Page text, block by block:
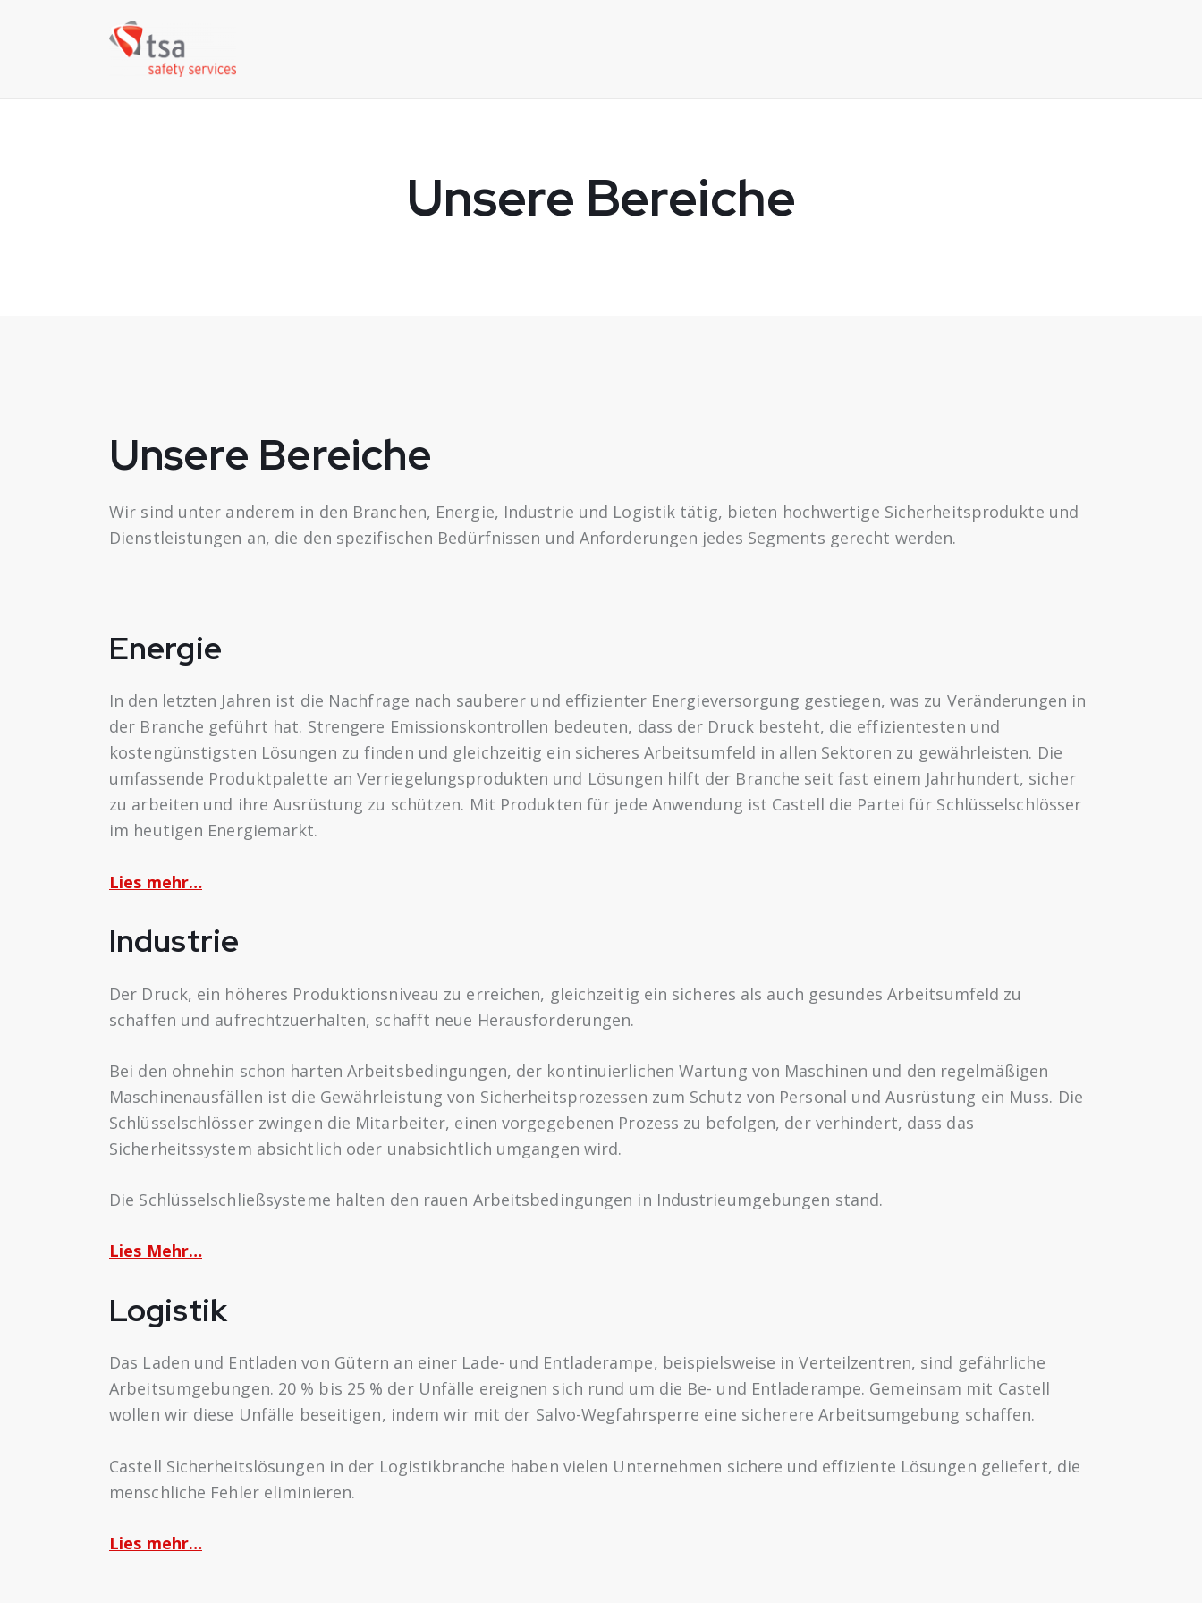
Unsere Bereiche
Unsere Bereiche
Wir sind unter anderem in den Branchen, Energie, Industrie und Logistik tätig, bieten hochwertige Sicherheitsprodukte und
Dienstleistungen an, die den spezifischen Bedürfnissen und Anforderungen jedes Segments gerecht werden.
Energie
In den letzten Jahren ist die Nachfrage nach sauberer und effizienter Energieversorgung gestiegen, was zu Veränderungen in
der Branche geführt hat. Strengere Emissionskontrollen bedeuten, dass der Druck besteht, die effizientesten und
kostengünstigsten Lösungen zu finden und gleichzeitig ein sicheres Arbeitsumfeld in allen Sektoren zu gewährleisten. Die
umfassende Produktpalette an Verriegelungsprodukten und Lösungen hilft der Branche seit fast einem Jahrhundert, sicher
zu arbeiten und ihre Ausrüstung zu schützen. Mit Produkten für jede Anwendung ist Castell die Partei für Schlüsselschlösser
im heutigen Energiemarkt.
Lies mehr…
Industrie
Der Druck, ein höheres Produktionsniveau zu erreichen, gleichzeitig ein sicheres als auch gesundes Arbeitsumfeld zu
schaffen und aufrechtzuerhalten, schafft neue Herausforderungen.
Bei den ohnehin schon harten Arbeitsbedingungen, der kontinuierlichen Wartung von Maschinen und den regelmäßigen
Maschinenausfällen ist die Gewährleistung von Sicherheitsprozessen zum Schutz von Personal und Ausrüstung ein Muss. Die
Schlüsselschlösser zwingen die Mitarbeiter, einen vorgegebenen Prozess zu befolgen, der verhindert, dass das
Sicherheitssystem absichtlich oder unabsichtlich umgangen wird.
Die Schlüsselschließsysteme halten den rauen Arbeitsbedingungen in Industrieumgebungen stand.
Lies Mehr…
Logistik
Das Laden und Entladen von Gütern an einer Lade- und Entladerampe, beispielsweise in Verteilzentren, sind gefährliche
Arbeitsumgebungen. 20 % bis 25 % der Unfälle ereignen sich rund um die Be- und Entladerampe. Gemeinsam mit Castell
wollen wir diese Unfälle beseitigen, indem wir mit der Salvo-Wegfahrsperre eine sicherere Arbeitsumgebung schaffen.
Castell Sicherheitslösungen in der Logistikbranche haben vielen Unternehmen sichere und effiziente Lösungen geliefert, die
menschliche Fehler eliminieren.
Lies mehr…